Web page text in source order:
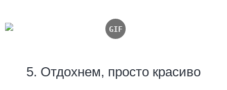
5. Отдохнем, просто красиво